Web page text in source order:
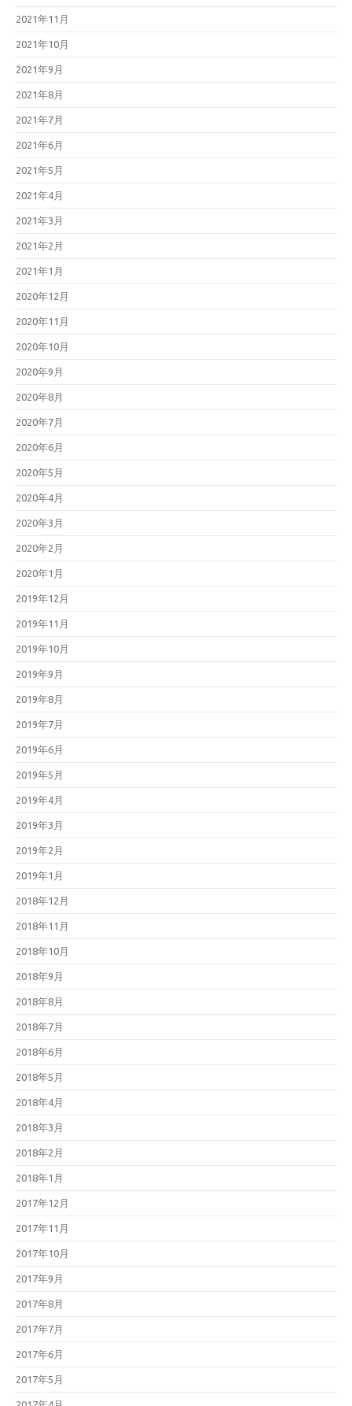
2021年11月
2021年10月
2021年9月
2021年8月
2021年7月
2021年6月
2021年5月
2021年4月
2021年3月
2021年2月
2021年1月
2020年12月
2020年11月
2020年10月
2020年9月
2020年8月
2020年7月
2020年6月
2020年5月
2020年4月
2020年3月
2020年2月
2020年1月
2019年12月
2019年11月
2019年10月
2019年9月
2019年8月
2019年7月
2019年6月
2019年5月
2019年4月
2019年3月
2019年2月
2019年1月
2018年12月
2018年11月
2018年10月
2018年9月
2018年8月
2018年7月
2018年6月
2018年5月
2018年4月
2018年3月
2018年2月
2018年1月
2017年12月
2017年11月
2017年10月
2017年9月
2017年8月
2017年7月
2017年6月
2017年5月